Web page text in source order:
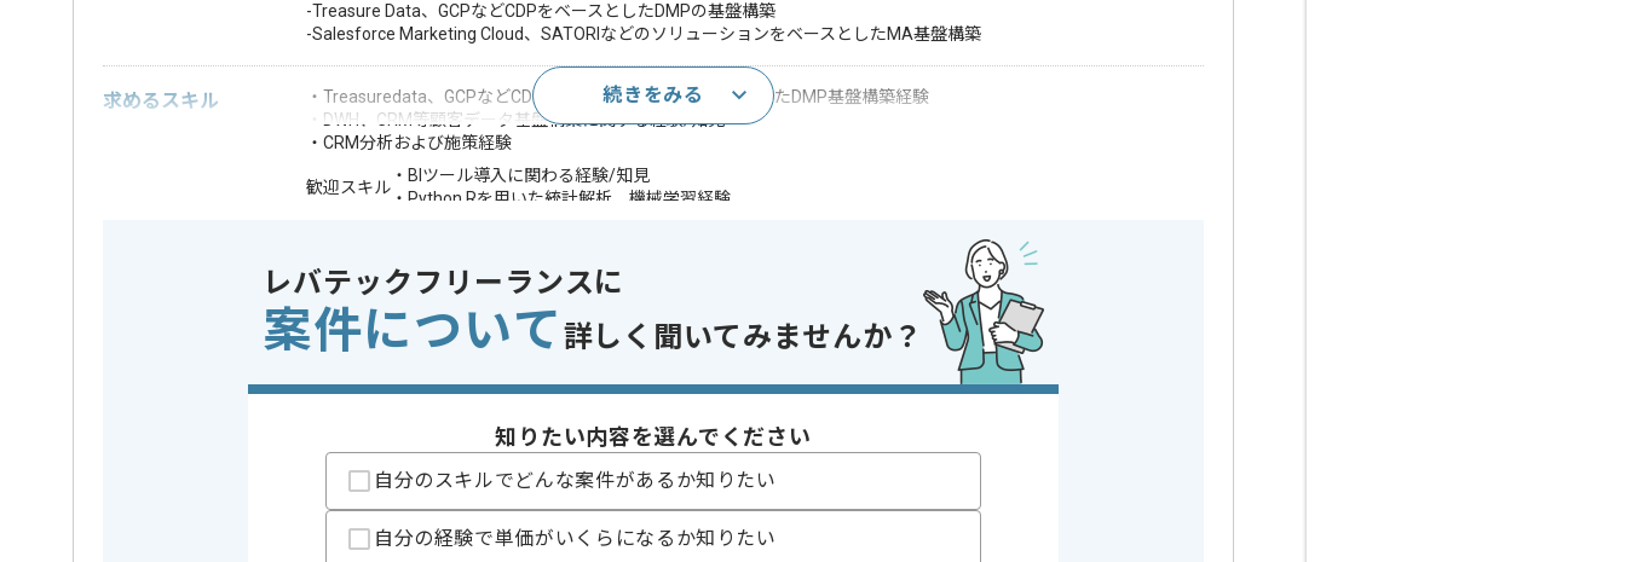
-Treasure Data、GCPなどCDPをベースとしたDMPの基盤構築
-Salesforce Marketing Cloud、SATORIなどのソリューションをベースとしたMA基盤構築
求めるスキル
・Treasuredata、GCPなどCDP(ソリューション)をベースとしたDMP基盤構築経験
・DWH、CRM等顧客データ基盤構築に関する経験/知見
・CRM分析および施策経験
歓迎スキル
・BIツール導入に関わる経験/知見
・Python,Rを用いた統計解析、機械学習経験
この案件で扱う技術 クラウド
Google Cloud Platform
開発ツール
GitHub , BigQuery , Treasure Data
クライアントが持つ多種多様かつ⼤規模なログデータを活⽤し、
ユーザーの興味関⼼/⾏動傾向を把握するための分析に携わっていただきます。
⼤規模なログデータを活⽤した分析、基盤構築経験がある方にマッチします。
続きをみる
レバテックフリーランスに
案件について 詳しく聞いてみませんか？
知りたい内容を選んでください
自分のスキルでどんな案件があるか知りたい
自分の経験で単価がいくらになるか知りたい